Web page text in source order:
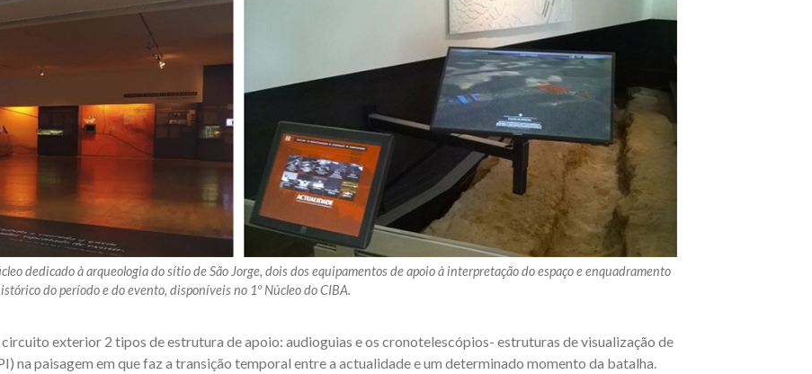
dedicado à arqueologia do sítio de São Jorge, dois dos equipamentos de apoio à interpretação do espaço e enquadramento
do período e do evento, disponíveis no 1º Núcleo do CIBA.
exterior 2 tipos de estrutura de apoio: audioguias e os cronotelescópios- estruturas de visualização de
na paisagem em que faz a transição temporal entre a actualidade e um determinado momento da batalha.